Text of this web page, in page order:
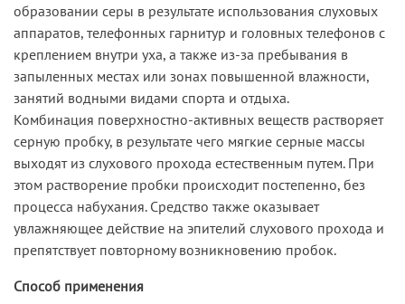
образовании серы в результате использования слуховых
аппаратов, телефонных гарнитур и головных телефонов с
креплением внутри уха, а также из-за пребывания в
запыленных местах или зонах повышенной влажности,
занятий водными видами спорта и отдыха.
Комбинация поверхностно-активных веществ растворяет
серную пробку, в результате чего мягкие серные массы
выходят из слухового прохода естественным путем. При
этом растворение пробки происходит постепенно, без
процесса набухания. Средство также оказывает
увлажняющее действие на эпителий слухового прохода и
препятствует повторному возникновению пробок.
Способ применения